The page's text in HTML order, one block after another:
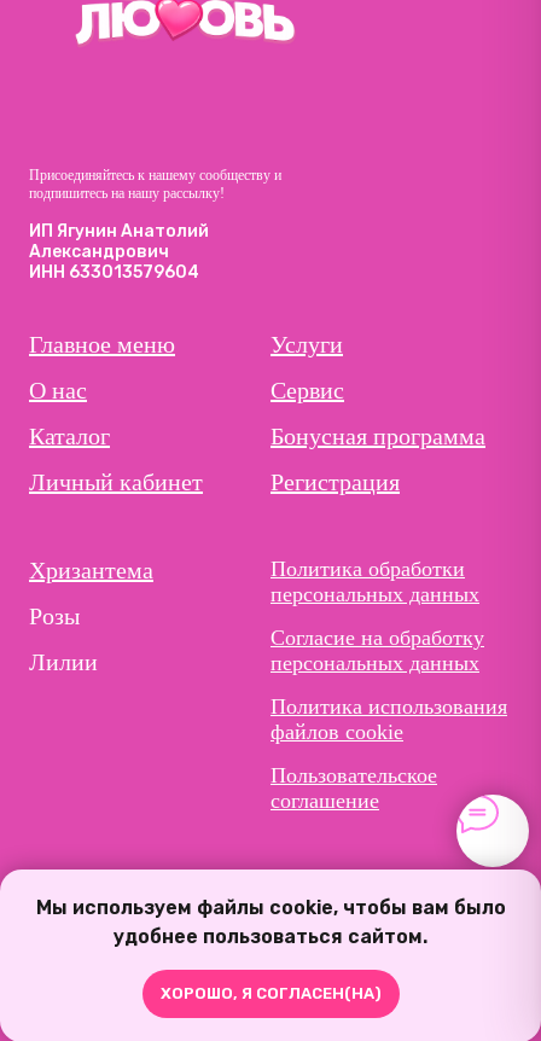
Мы используем файлы cookie, чтобы вам было
удобнее пользоваться сайтом.
ХОРОШО, Я СОГЛАСЕН(НА)
Присоединяйтесь к нашему сообществу и
подпишитесь на нашу рассылку!
ИП Ягунин Анатолий
Александрович
ИНН 633013579604
Главное меню
О нас
Каталог
Личный кабинет
Услуги
Сервис
Бонусная программа
Регистрация
Хризантема
Розы
Лилии
Политика обработки
персональных данных
Согласие на обработку
персональных данных
Политика использования
файлов cookie
Пользовательское
соглашение